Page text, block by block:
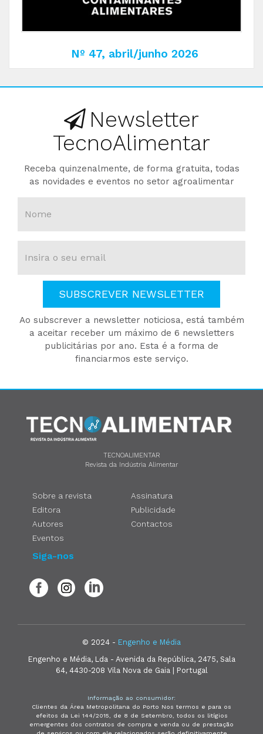
Nº 47, abril/junho 2026
Newsletter
TecnoAlimentar
Receba quinzenalmente, de forma gratuita, todas
as novidades e eventos no setor agroalimentar
SUBSCREVER NEWSLETTER
Ao subscrever a newsletter noticiosa, está também
a aceitar receber um máximo de 6 newsletters
publicitárias por ano. Esta é a forma de
financiarmos este serviço.
TECNOALIMENTAR
Revista da Indústria Alimentar
Sobre a revista
Editora
Autores
Eventos
Assinatura
Publicidade
Contactos
Siga-nos
© 2024 - Engenho e Média
Engenho e Média, Lda - Avenida da República, 2475, Sala
64, 4430-208 Vila Nova de Gaia | Portugal
Informação ao consumidor:
Clientes da Área Metropolitana do Porto Nos termos e para os
efeitos da Lei 144/2015, de 8 de Setembro, todos os litígios
emergentes dos contratos de compra e venda ou de prestação